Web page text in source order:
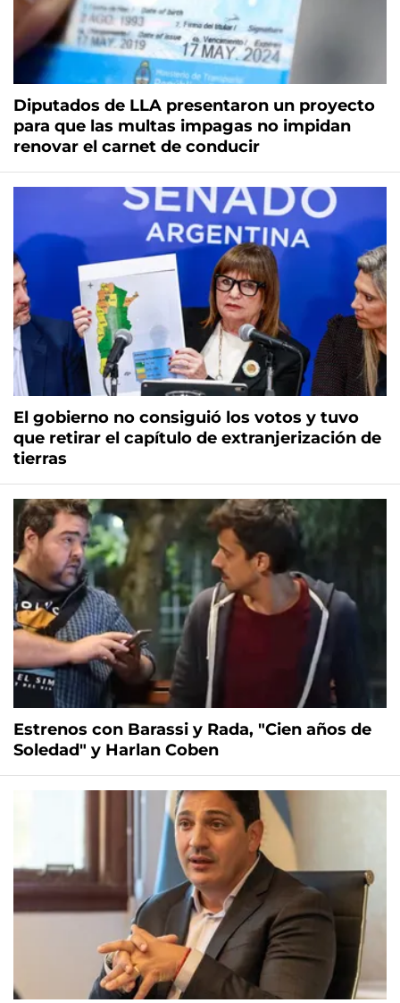
Diputados de LLA presentaron un proyecto
para que las multas impagas no impidan
renovar el carnet de conducir
El gobierno no consiguió los votos y tuvo
que retirar el capítulo de extranjerización de
tierras
Estrenos con Barassi y Rada, "Cien años de
Soledad" y Harlan Coben